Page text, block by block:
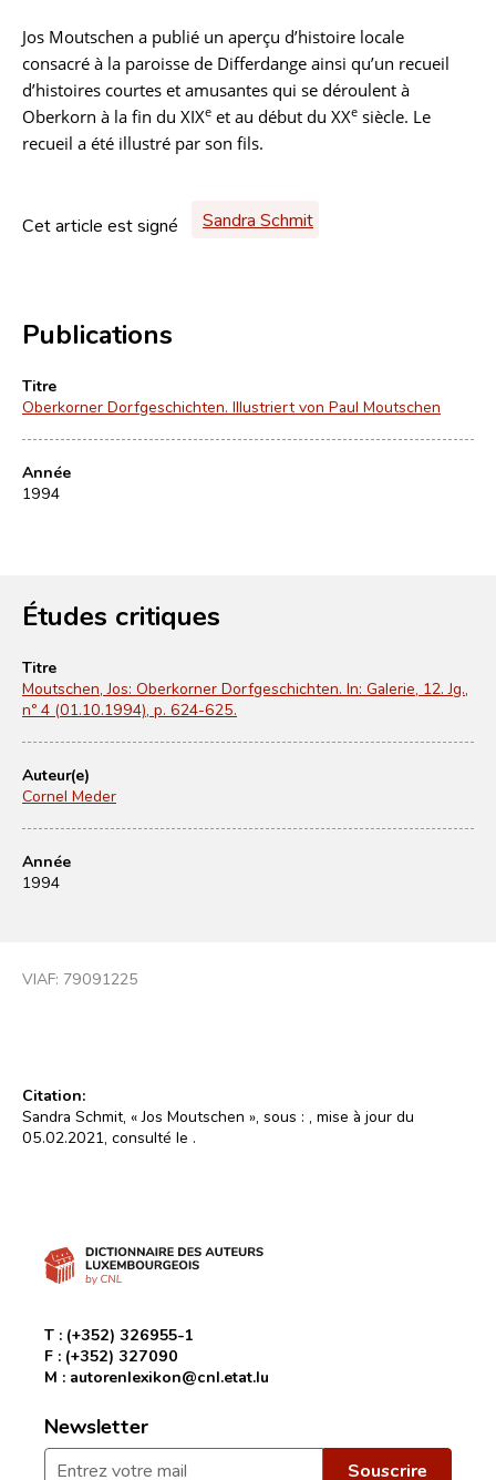
Jos Moutschen a publié un aperçu d’histoire locale
consacré à la paroisse de Differdange ainsi qu’un recueil
d’histoires courtes et amusantes qui se déroulent à
Oberkorn à la fin du XIXe et au début du XXe siècle. Le
recueil a été illustré par son fils.
Cet article est signé Sandra Schmit
Publications
Titre
Oberkorner Dorfgeschichten. Illustriert von Paul Moutschen
Année
1994
Études critiques
Titre
Moutschen, Jos: Oberkorner Dorfgeschichten. In: Galerie, 12. Jg.,
nº 4 (01.10.1994), p. 624-625.
Auteur(e)
Cornel Meder
Année
1994
VIAF: 79091225
Citation:
Sandra Schmit, « Jos Moutschen », sous : , mise à jour du
05.02.2021, consulté le .
T : (+352) 326955-1
F : (+352) 327090
M : autorenlexikon@cnl.etat.lu
Newsletter